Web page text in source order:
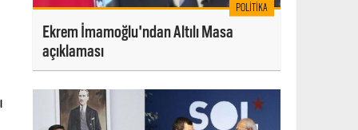
POLITIKA
Ekrem İmamoğlu'ndan Altılı Masa
açıklaması